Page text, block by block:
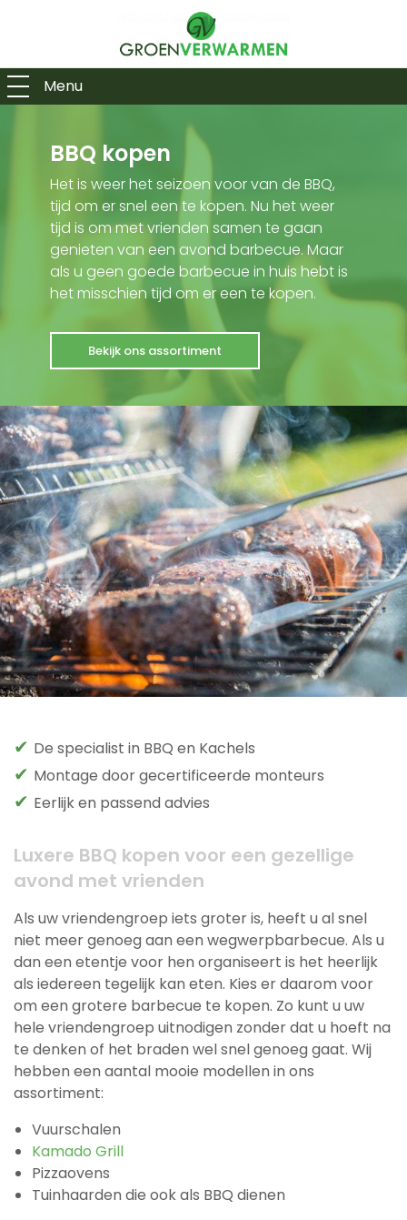
Menu
BBQ kopen
Het is weer het seizoen voor van de BBQ,
tijd om er snel een te kopen. Nu het weer
tijd is om met vrienden samen te gaan
genieten van een avond barbecue. Maar
als u geen goede barbecue in huis hebt is
het misschien tijd om er een te kopen.
Bekijk ons assortiment
✔ De specialist in BBQ en Kachels
✔ Montage door gecertificeerde monteurs
✔ Eerlijk en passend advies
Luxere BBQ kopen voor een gezellige
avond met vrienden
Als uw vriendengroep iets groter is, heeft u al snel
niet meer genoeg aan een wegwerpbarbecue. Als u
dan een etentje voor hen organiseert is het heerlijk
als iedereen tegelijk kan eten. Kies er daarom voor
om een grotere barbecue te kopen. Zo kunt u uw
hele vriendengroep uitnodigen zonder dat u hoeft na
te denken of het braden wel snel genoeg gaat. Wij
hebben een aantal mooie modellen in ons
assortiment:
Vuurschalen
Kamado Grill
Pizzaovens
Tuinhaarden die ook als BBQ dienen